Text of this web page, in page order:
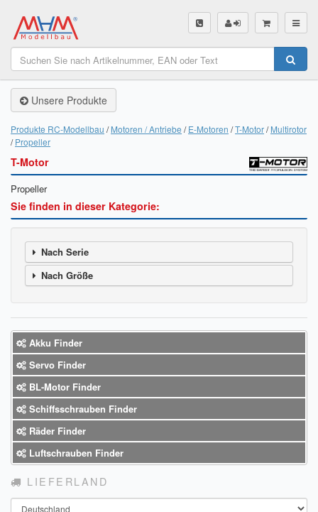
SHOP
Unsere Produkte
BL-Motor Finder
Schiffsschrauben Finder
Räder Finder
Luftschrauben Finder
Sendungsverfolgung DHL
Sendungsverfolgung DPD
Verfügbarkeitsanzeige
Zahlung und Versand
Widerrufsrecht
Widerrufsbelehrung für den Verkauf von Waren / Muster-
Widerrufsformular
Widerrufsbelehrung für digitale Waren / Muster-
Unsere Produkte
Produkte RC-Modellbau Motoren / Antriebe E-Motoren T-Motor Multirotor
Propeller
T-Motor
Propeller
Sie finden in dieser Kategorie:
Nach Serie
Nach Größe
Akku Finder
Servo Finder
BL-Motor Finder
Schiffsschrauben Finder
Räder Finder
Luftschrauben Finder
LIEFERLAND
Land